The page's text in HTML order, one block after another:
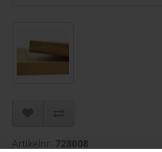
Artikelnr: 728008